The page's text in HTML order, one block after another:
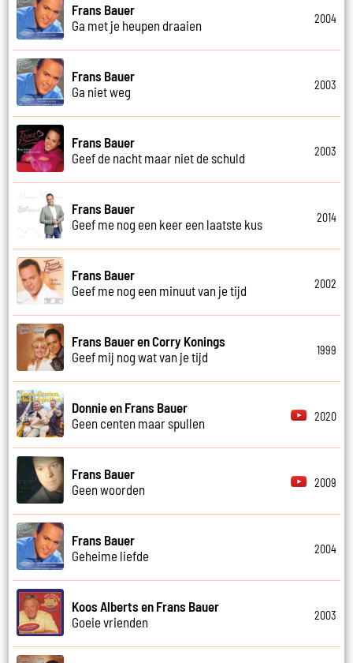
Frans Bauer
Ga met je heupen draaien
2004
Frans Bauer
Ga niet weg
2003
Frans Bauer
Geef de nacht maar niet de schuld
2003
Frans Bauer
Geef me nog een keer een laatste kus
2014
Frans Bauer
Geef me nog een minuut van je tijd
2002
Frans Bauer en Corry Konings
Geef mij nog wat van je tijd
1999
Donnie en Frans Bauer
Geen centen maar spullen
2020
Frans Bauer
Geen woorden
2009
Frans Bauer
Geheime liefde
2004
Koos Alberts en Frans Bauer
Goeie vrienden
2003